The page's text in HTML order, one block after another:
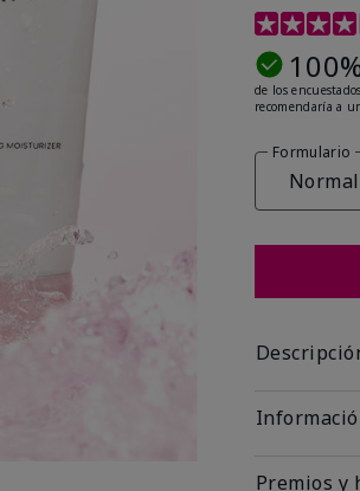
Calificación
de los encuestados
recomendaría a
Formulario
Premios y